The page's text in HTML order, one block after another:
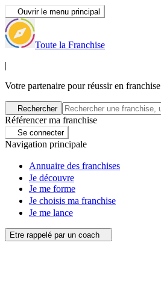
Ouvrir le menu principal
Toute la Franchise
|
Votre partenaire pour réussir en franchise
Rechercher
Référencer ma franchise
Se connecter
Navigation principale
Annuaire des franchises
Je découvre
Je me forme
Je choisis ma franchise
Je me lance
Etre rappelé par un coach